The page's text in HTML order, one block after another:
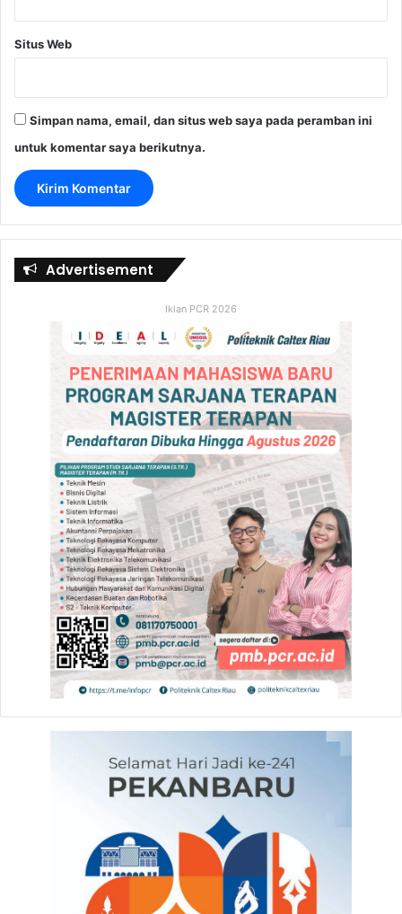
Situs Web
Simpan nama, email, dan situs web saya pada peramban ini
untuk komentar saya berikutnya.
Advertisement
Iklan PCR 2026